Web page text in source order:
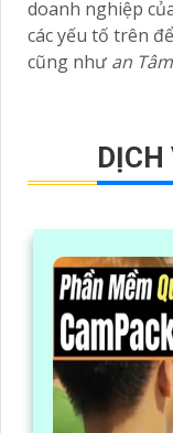
doanh nghiệp
các yếu tố trên
cũng như an Tâm
DỊCH